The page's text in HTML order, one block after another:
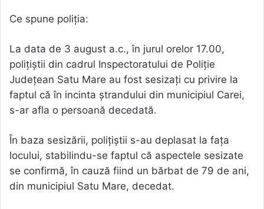
Ce spune poliția:
La data de 3 august a.c., în jurul orelor 17.00,
polițiștii din cadrul Inspectoratului de Poliție
Județean Satu Mare au fost sesizați cu privire la
faptul că în incinta ștrandului din municipiul Carei,
s-ar afla o persoană decedată.
În baza sesizării, polițiștii s-au deplasat la fața
locului, stabilindu-se faptul că aspectele sesizate
se confirmă, în cauză fiind un bărbat de 79 de ani,
din municipiul Satu Mare, decedat.